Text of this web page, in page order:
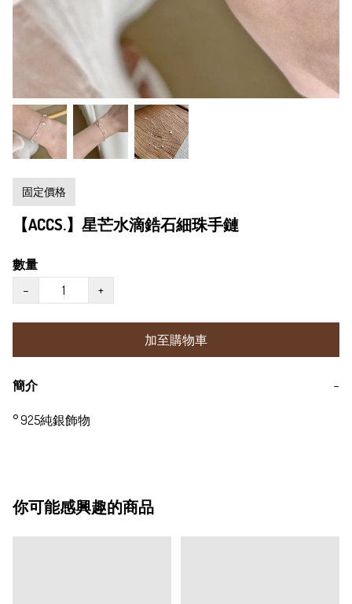
固定價格
【ACCS.】星芒水滴鋯石細珠手鏈
數量
−
+
加至購物車
簡介 −
° 925純銀飾物
你可能感興趣的商品